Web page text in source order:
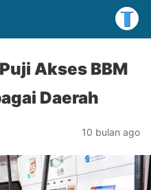
Akses BBM
Daerah
10 bulan ago